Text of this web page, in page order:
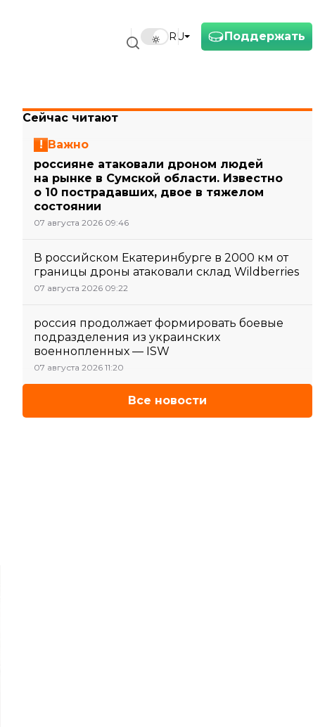
Поддержать
RU
Сейчас читают
Важно
россияне атаковали дроном людей
на рынке в Сумской области. Известно
о 10 пострадавших, двое в тяжелом
состоянии
07 августа 2026 09:46
В российском Екатеринбурге в 2000 км от
границы дроны атаковали склад Wildberries
07 августа 2026 09:22
россия продолжает формировать боевые
подразделения из украинских
военнопленных — ISW
07 августа 2026 11:20
Все новости